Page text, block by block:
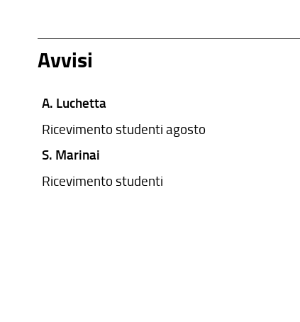
Avvisi
A. Luchetta
Ricevimento studenti agosto
S. Marinai
Ricevimento studenti